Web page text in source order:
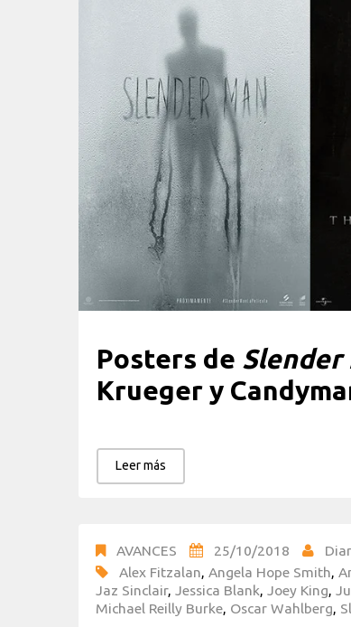
Posters de Slender
Krueger y
Leer más
AVANCES 25/10/2018
Alex Fitzalan, Angela Hope Smith,
Jaz Sinclair, Jessica Blank, Joey King,
Michael Reilly Burke, Oscar Wahlberg,